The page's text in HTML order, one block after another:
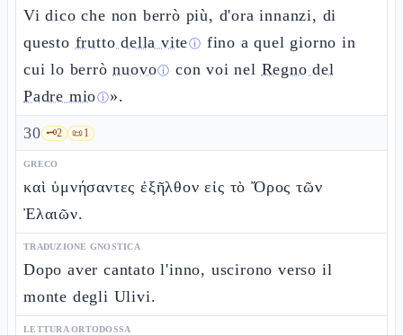
Vi dico che non berrò più, d'ora innanzi, di
questo frutto della viteⓘ fino a quel giorno in
cui lo berrònuovoⓘ con voi nel Regno del
Padre mioⓘ».
30 🗝️2 📜1
GRECO
καὶ ὑμνήσαντες ἐξῆλθον εἰς τὸ Ὄρος τῶν
Ἐλαιῶν.
TRADUZIONE GNOSTICA
Dopo aver cantato l'inno, uscirono verso il
monte degli Ulivi.
LETTURA ORTODOSSA